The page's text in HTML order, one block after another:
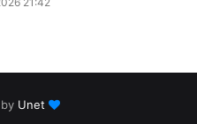
Unet